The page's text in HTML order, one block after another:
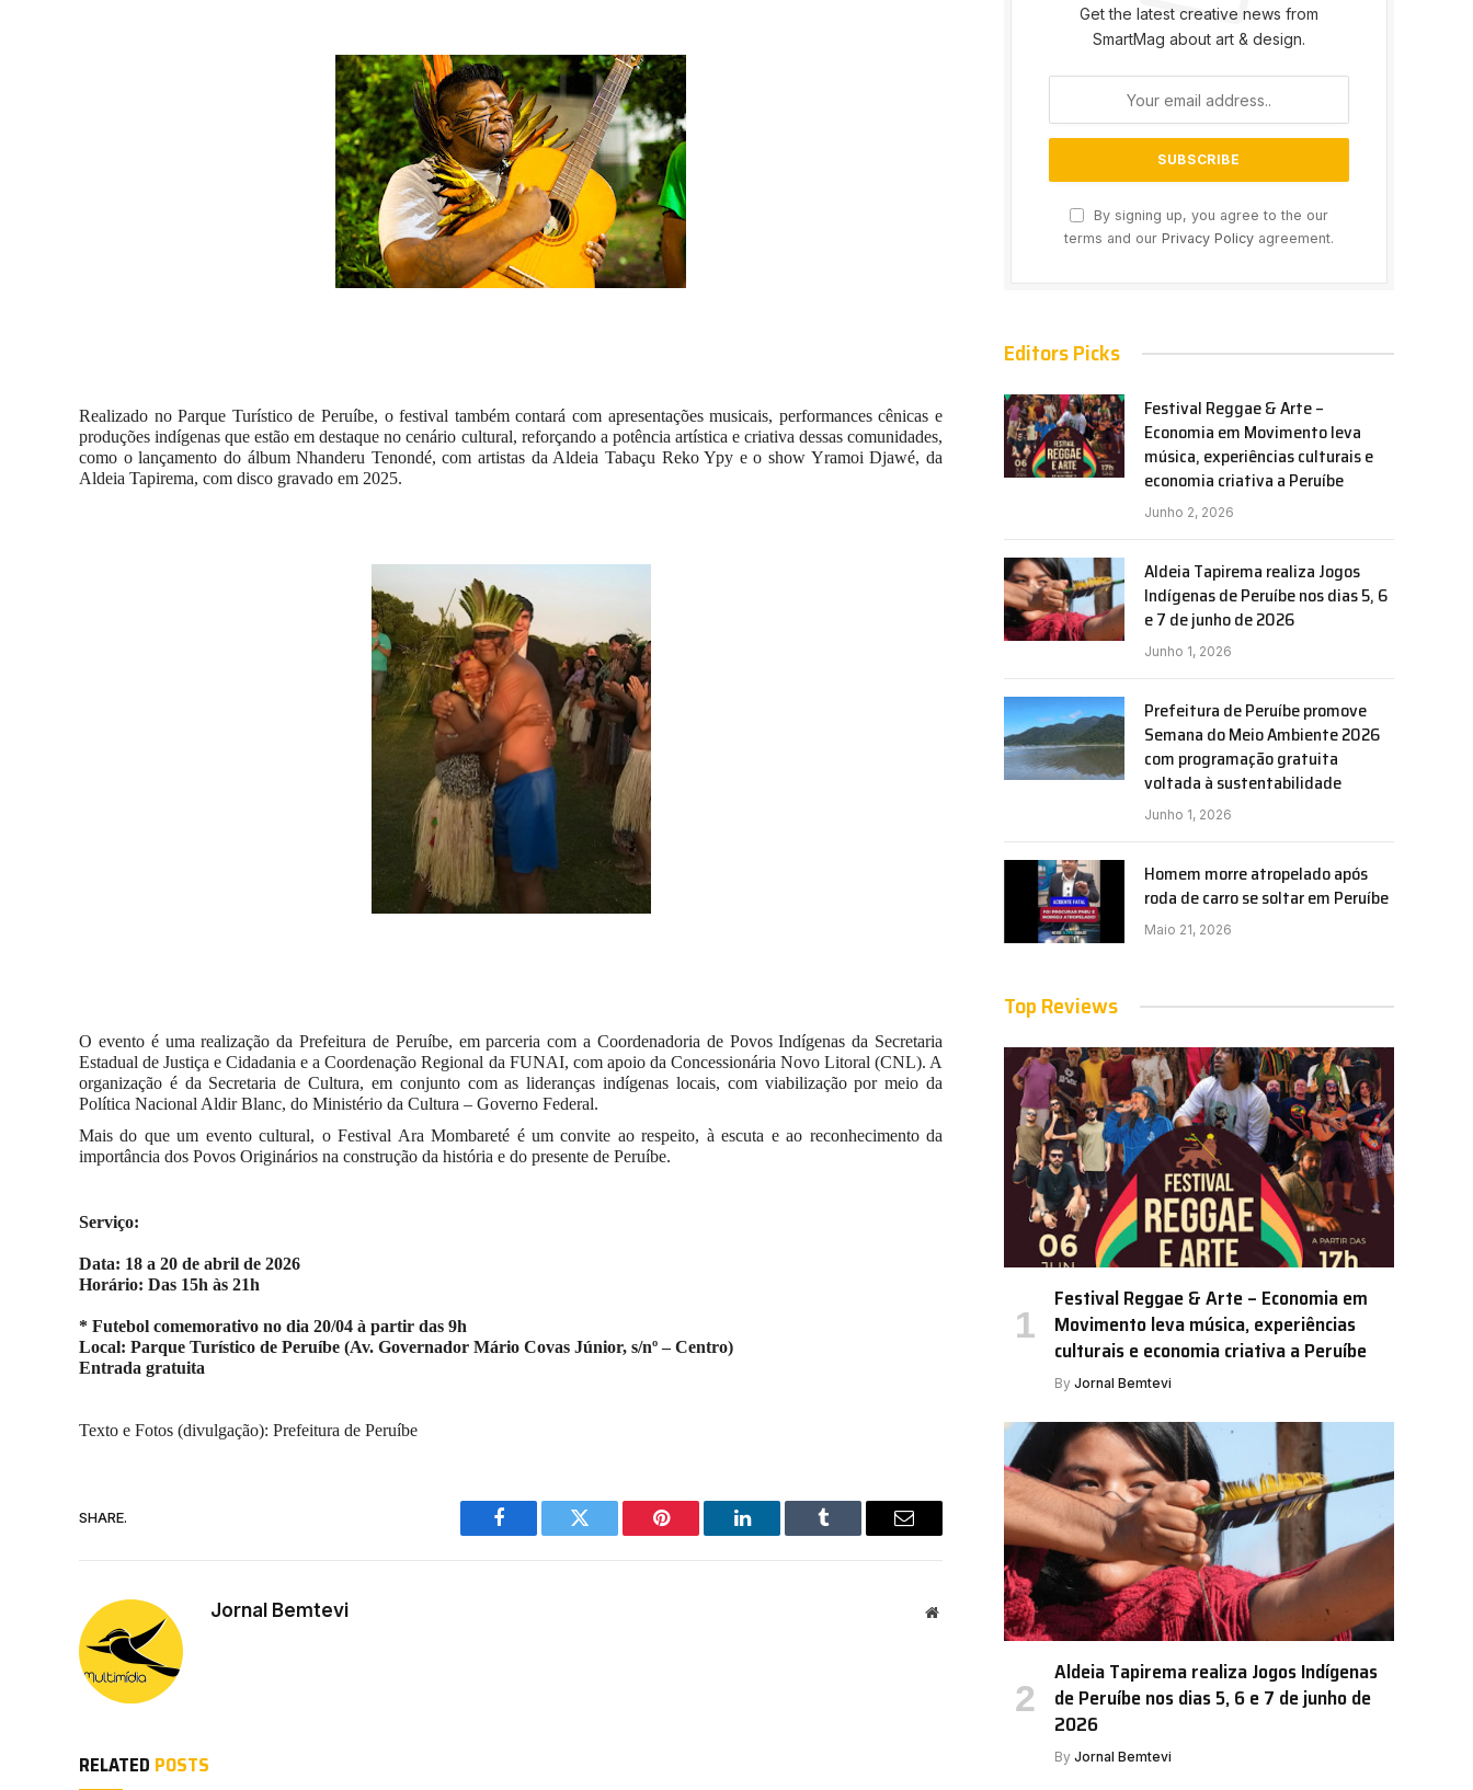
Realizado no Parque Turístico de Peruíbe, o festival também contará com apresentações musicais, performances cênicas e
produções indígenas que estão em destaque no cenário cultural, reforçando a potência artística e criativa dessas comunidades,
como o lançamento do álbum Nhanderu Tenondé, com artistas da Aldeia Tabaçu Reko Ypy e o show Yramoi Djawé, da
Aldeia Tapirema, com disco gravado em 2025.
O evento é uma realização da Prefeitura de Peruíbe, em parceria com a Coordenadoria de Povos Indígenas da Secretaria
Estadual de Justiça e Cidadania e a Coordenação Regional da FUNAI, com apoio da Concessionária Novo Litoral (CNL). A
organização é da Secretaria de Cultura, em conjunto com as lideranças indígenas locais, com viabilização por meio da
Política Nacional Aldir Blanc, do Ministério da Cultura – Governo Federal.
Mais do que um evento cultural, o Festival Ara Mombareté é um convite ao respeito, à escuta e ao reconhecimento da
importância dos Povos Originários na construção da história e do presente de Peruíbe.
Serviço:
Data: 18 a 20 de abril de 2026
Horário: Das 15h às 21h
* Futebol comemorativo no dia 20/04 à partir das 9h
Local: Parque Turístico de Peruíbe (Av. Governador Mário Covas Júnior, s/nº – Centro)
Entrada gratuita
Texto e Fotos (divulgação): Prefeitura de Peruíbe
SHARE.
Facebook Twitter Pinterest LinkedIn Tumblr Email
Jornal Bemtevi Website
RELATED POSTS
Get the latest creative news from
SmartMag about art & design.
By signing up, you agree to the our
terms and our Privacy Policy agreement.
Editors Picks
Festival Reggae & Arte –
Economia em Movimento leva
música, experiências culturais e
economia criativa a Peruíbe
Junho 2, 2026
Aldeia Tapirema realiza Jogos
Indígenas de Peruíbe nos dias 5, 6
e 7 de junho de 2026
Junho 1, 2026
Prefeitura de Peruíbe promove
Semana do Meio Ambiente 2026
com programação gratuita
voltada à sustentabilidade
Junho 1, 2026
Homem morre atropelado após
roda de carro se soltar em Peruíbe
Maio 21, 2026
Top Reviews
Festival Reggae & Arte – Economia em
Movimento leva música, experiências
culturais e economia criativa a Peruíbe
By Jornal Bemtevi
Aldeia Tapirema realiza Jogos Indígenas
de Peruíbe nos dias 5, 6 e 7 de junho de
2026
By Jornal Bemtevi